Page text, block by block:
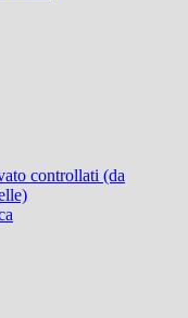
controllati (da